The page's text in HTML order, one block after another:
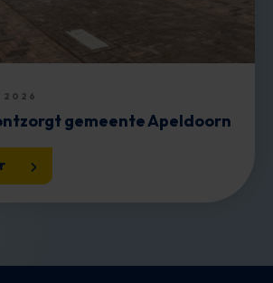
gemeente Apeldoorn
2026